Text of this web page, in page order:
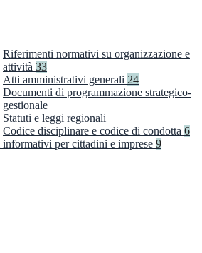
Riferimenti normativi su organizzazione e
attività 33
Atti amministrativi generali 24
Documenti di programmazione strategico-
gestionale
Statuti e leggi regionali
Codice disciplinare e codice di condotta 6
informativi per cittadini e imprese 9